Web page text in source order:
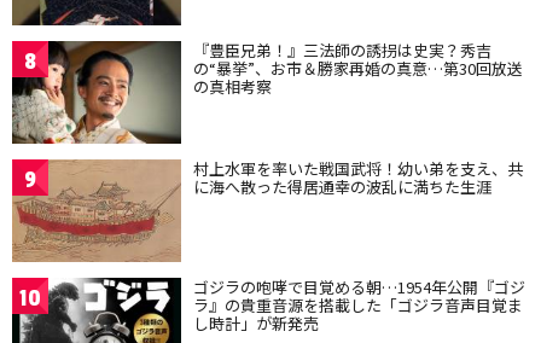
8 『豊臣兄弟！』三法師の誘拐は史実？秀吉
の“暴挙”、お市＆勝家再婚の真意…第30回放送
の真相考察
9 村上水軍を率いた戦国武将！幼い弟を支え、共
に海へ散った得居通幸の波乱に満ちた生涯
10 ゴジラの咆哮で目覚める朝…1954年公開『ゴジ
ラ』の貴重音源を搭載した「ゴジラ音声目覚ま
し時計」が新発売